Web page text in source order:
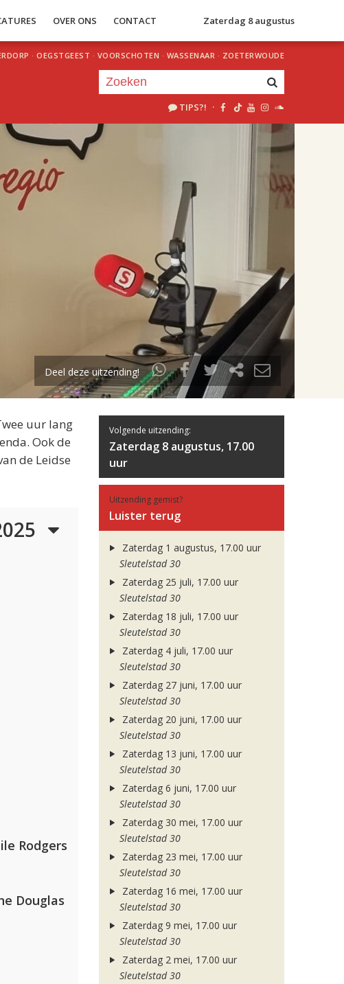
OVER ONS CONTACT Zaterdag 8 augustus
· OEGSTGEEST · VOORSCHOTEN · WASSENAAR · ZOETERWOUDE
TIPS?! ·
uur 1 van 2
Volgend uur
Deel deze uitzending!
uur lang
Ook de
de Leidse
Rodgers
Douglas
Volgende uitzending:
Zaterdag 8 augustus, 17.00
uur
Uitzending gemist?
Luister terug
Zaterdag 1 augustus, 17.00 uur
Sleutelstad 30
Zaterdag 25 juli, 17.00 uur
Sleutelstad 30
Zaterdag 18 juli, 17.00 uur
Sleutelstad 30
Zaterdag 4 juli, 17.00 uur
Sleutelstad 30
Zaterdag 27 juni, 17.00 uur
Sleutelstad 30
Zaterdag 20 juni, 17.00 uur
Sleutelstad 30
Zaterdag 13 juni, 17.00 uur
Sleutelstad 30
Zaterdag 6 juni, 17.00 uur
Sleutelstad 30
Zaterdag 30 mei, 17.00 uur
Sleutelstad 30
Zaterdag 23 mei, 17.00 uur
Sleutelstad 30
Zaterdag 16 mei, 17.00 uur
Sleutelstad 30
Zaterdag 9 mei, 17.00 uur
Sleutelstad 30
Zaterdag 2 mei, 17.00 uur
Sleutelstad 30